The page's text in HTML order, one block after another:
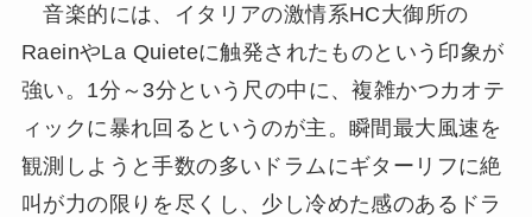
音楽的には、イタリアの激情系HC大御所の
RaeinやLa Quieteに触発されたものという印象が
強い。1分～3分という尺の中に、複雑かつカオテ
ィックに暴れ回るというのが主。瞬間最大風速を
観測しようと手数の多いドラムにギターリフに絶
叫が力の限りを尽くし、少し冷めた感のあるドラ